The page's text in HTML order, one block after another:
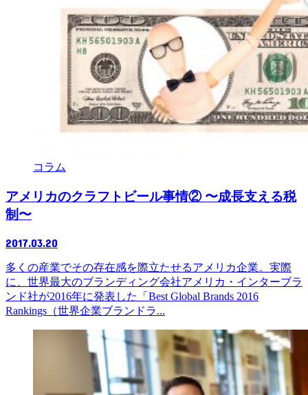
コラム
アメリカのクラフトビール事情② 〜成長支える税
制〜
2017.03.20
多くの産業でその存在感を際立たせるアメリカ企業。実際
に、世界最大のブランディング会社アメリカ・インターブラ
ンド社が2016年に発表した「Best Global Brands 2016
Rankings（世界企業ブランドラ...